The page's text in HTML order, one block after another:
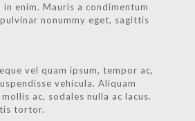
enim. Mauris a condimentum
nonummy eget, sagittis
vel quam ipsum, tempor ac,
vehicula. Aliquam
ac, sodales nulla ac lacus.
tortor.